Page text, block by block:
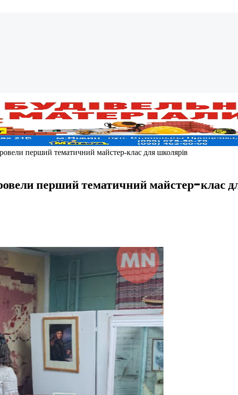
перший тематичний майстер-клас для школярів
перший тематичний майстер-клас